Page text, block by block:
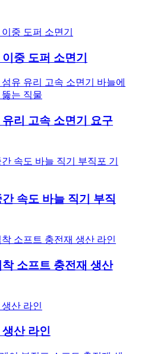
중 도퍼 소면기
리 고속 소면기 요구
속도 바늘 직기 부직
소프트 충전재 생산
산 라인